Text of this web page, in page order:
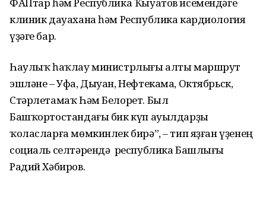
клиник дауахана һәм Республика кардиология
үҙәге бар.
Һаулыҡ һаҡлау министрлығы алты маршрут
эшләне – Уфа, Дыуан, Нефтекама, Октябрьск,
Стәрлетамаҡ Һәм Белорет. Был
Башҡортостандағы бик күп ауылдарҙы
ҡоласларға мөмкинлек бирә”, – тип яҙған үҙенең
социаль селтәрендә республика Башлығы
Радий Хәбиров.